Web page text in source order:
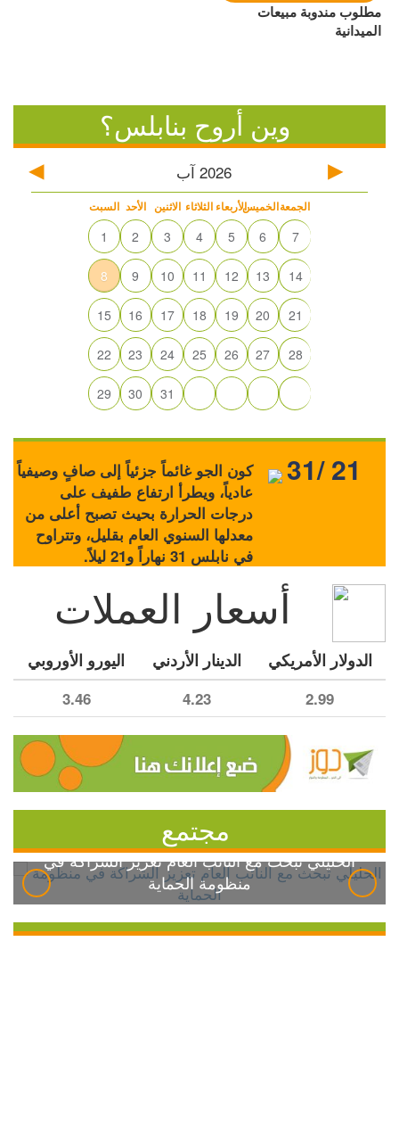
مطلوب مندوبة مبيعات
الميدانية
وين أروح بنابلس؟
2026 آب
السبت الأحد الاثنين الثلاثاء الأربعاءالخميسالجمعة
1 2 3 4 5 6 7
8 9 10 11 12 13 14
15 16 17 18 19 20 21
22 23 24 25 26 27 28
29 30 31
كون الجو غائماً جزئياً إلى صافٍ وصيفياً
عادياً، ويطرأ ارتفاع طفيف على
درجات الحرارة بحيث تصبح أعلى من
معدلها السنوي العام بقليل، وتتراوح
في نابلس 31 نهاراً و21 ليلاً.
31/ 21
أسعار العملات
الدولار الأمريكي الدينار الأردني اليورو الأوروبي
2.99
4.23
3.46
مجتمع
الخليلي تبحث مع النائب العام تعزيز الشراكة في
منظومة الحماية